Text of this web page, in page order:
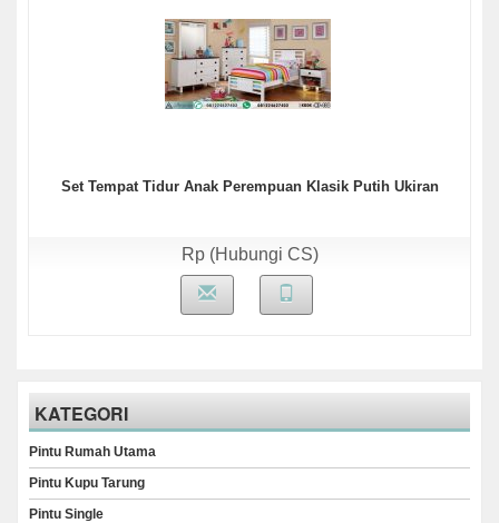
Set Tempat Tidur Anak Perempuan Klasik Putih Ukiran
Rp (Hubungi CS)
KATEGORI
Pintu Rumah Utama
Pintu Kupu Tarung
Pintu Single